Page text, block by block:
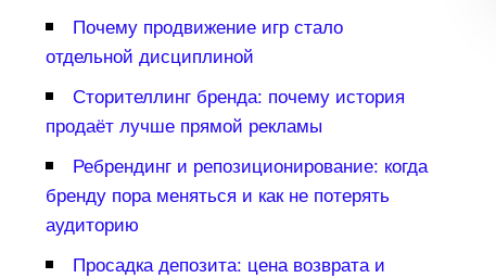
Почему продвижение игр стало
отдельной дисциплиной
Сторителлинг бренда: почему история
продаёт лучше прямой рекламы
Ребрендинг и репозиционирование: когда
ренду пора меняться и как не потерять
аудиторию
Просадка депозита: цена возврата и